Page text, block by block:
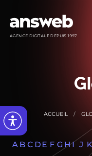
AGENCE DIGITALE DEPUIS 1997
ACCUEIL
A B C DE F G HI J K